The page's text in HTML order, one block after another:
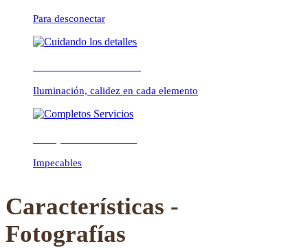
Previous Next
Para desconectar
Iluminación, calidez en cada elemento
Impecables
Características -
Fotografías